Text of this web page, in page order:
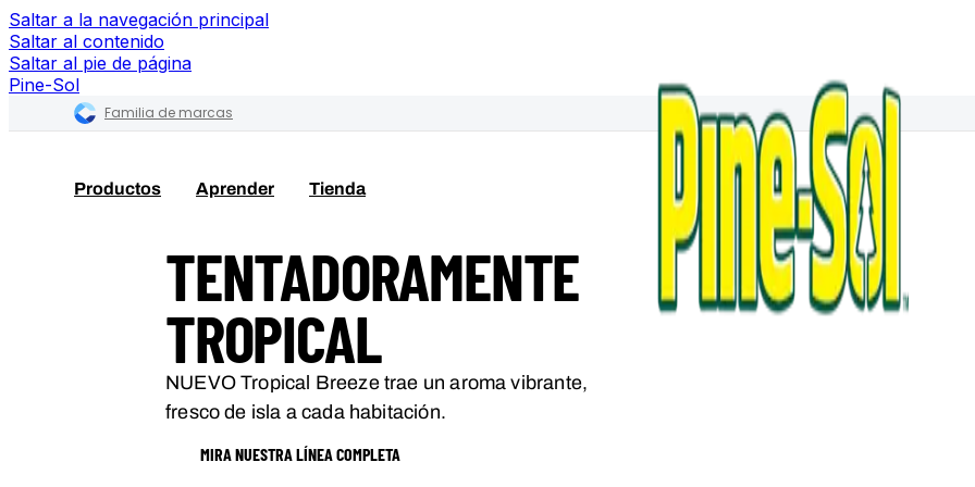
Saltar a la navegación principal
Saltar al contenido
Saltar al pie de página
Pine-Sol
Familia de marcas
Productos Aprender Tienda
TENTADORAMENTE
TROPICAL
NUEVO Tropical Breeze trae un aroma vibrante,
fresco de isla a cada habitación.
MIRA NUESTRA LÍNEA COMPLETA